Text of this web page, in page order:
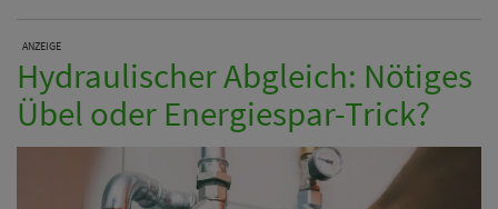
ANZEIGE
Hydraulischer Abgleich: Nötiges
Übel oder Energiespar-Trick?